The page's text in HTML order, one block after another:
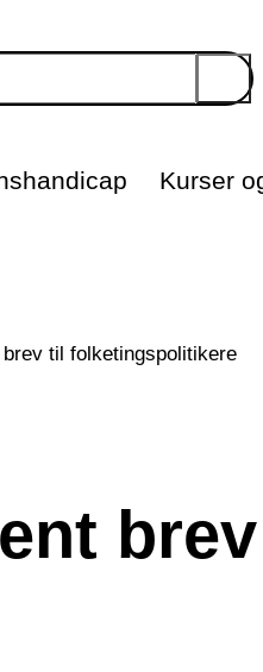
Kurser
til folketingspolitikere
brev